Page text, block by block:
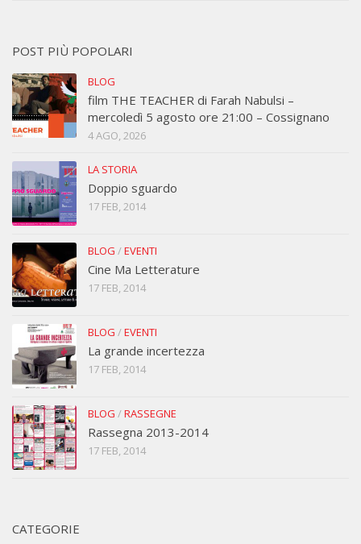
POST PIÙ POPOLARI
BLOG
film THE TEACHER di Farah Nabulsi –
mercoledì 5 agosto ore 21:00 – Cossignano
4 AGO, 2026
LA STORIA
Doppio sguardo
17 FEB, 2014
BLOG /EVENTI
Cine Ma Letterature
17 FEB, 2014
BLOG /EVENTI
La grande incertezza
17 FEB, 2014
BLOG /RASSEGNE
Rassegna 2013-2014
17 FEB, 2014
CATEGORIE